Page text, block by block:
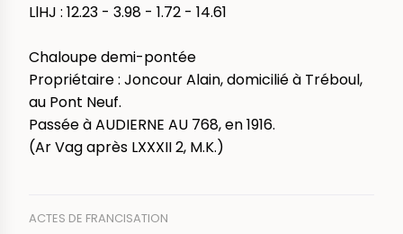
LlHJ : 12.23 - 3.98 - 1.72 - 14.61
Chaloupe demi-pontée
Propriétaire : Joncour Alain, domicilié à Tréboul,
au Pont Neuf.
Passée à AUDIERNE AU 768, en 1916.
(Ar Vag après LXXXII 2, M.K.)
ACTES DE FRANCISATION